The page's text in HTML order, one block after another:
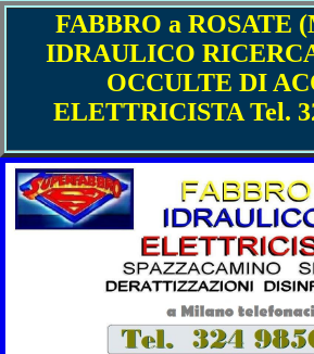
FABBRO a ROSATE
IDRAULICO
OCCULTE DI
ELETTRICISTA Tel.